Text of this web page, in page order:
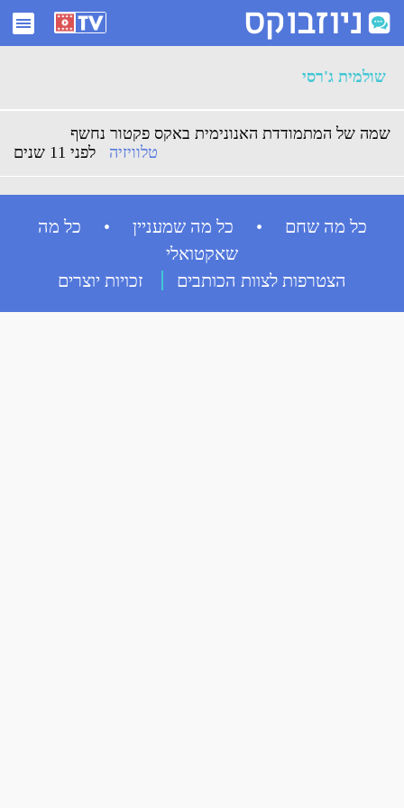
ארכיון שולמית ג'רסי - ניוזבוקס
שולמית ג'רסי
שמה של המתמודדת האנונימית באקס פקטור נחשף
לפני 11 שנים
טלוויזיה
כל מה שחם • כל מה שמעניין • כל מה
שאקטואלי
הצטרפות לצוות הכותבים
זכויות יוצרים